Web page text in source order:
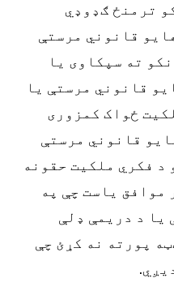
ترمنځ ګډوډي
قانوني مرستې
ته سپکاوی یا
قانوني مرستې یا
ځواک کمزوری
قانوني مرستې
د فکري ملکیت حقونه
موافق یاست چې په
یا د دریمې ډلې
پورته نه کړئ چې